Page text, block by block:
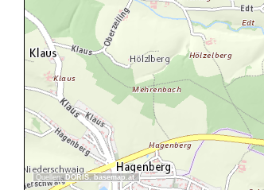
Quellen: DORIS,basemap.at